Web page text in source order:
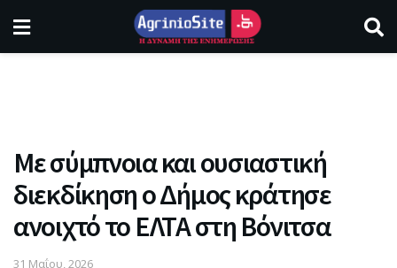
Με σύμπνοια και ουσιαστική
διεκδίκηση ο Δήμος κράτησε
ανοιχτό το ΕΛΤΑ στη Βόνιτσα
31 Μαΐου, 2026